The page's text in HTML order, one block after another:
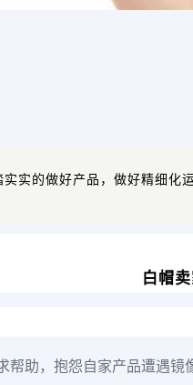
实的做好产品，做好精细化
白帽
助，抱怨自家产品遭遇